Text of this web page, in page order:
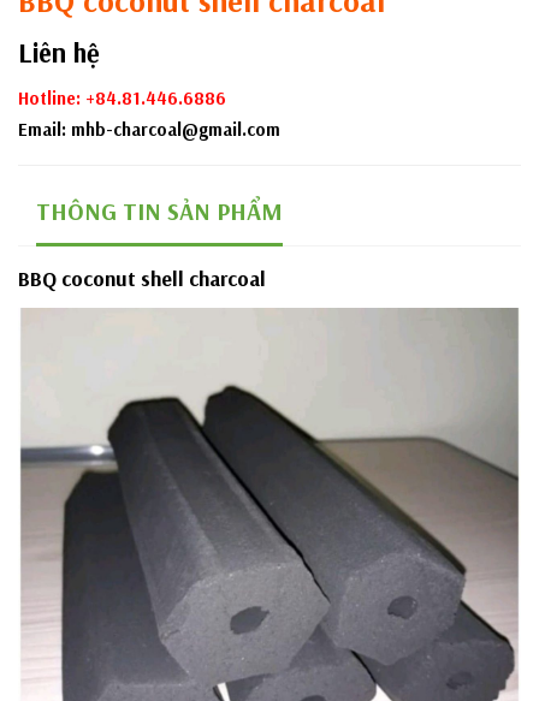
Liên hệ
Hotline: +84.81.446.6886
Email: mhb-charcoal@gmail.com
THÔNG TIN SẢN PHẨM
BBQ coconut shell charcoal